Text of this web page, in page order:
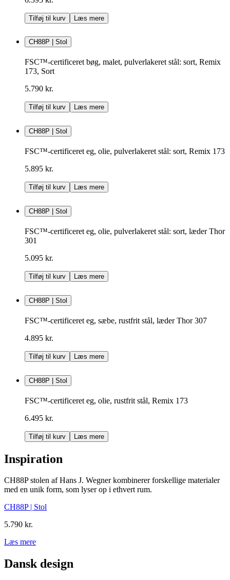
Tilføj til kurv Læs mere
CH88P | Stol
FSC™-certificeret bøg, malet, pulverlakeret stål: sort, Remix
173, Sort
5.790 kr.
Tilføj til kurv Læs mere
CH88P | Stol
FSC™-certificeret eg, olie, pulverlakeret stål: sort, Remix 173
5.895 kr.
Tilføj til kurv Læs mere
CH88P | Stol
FSC™-certificeret eg, olie, pulverlakeret stål: sort, læder Thor
301
5.095 kr.
Tilføj til kurv Læs mere
CH88P | Stol
FSC™-certificeret eg, sæbe, rustfrit stål, læder Thor 307
4.895 kr.
Tilføj til kurv Læs mere
CH88P | Stol
FSC™-certificeret eg, olie, rustfrit stål, Remix 173
6.495 kr.
Tilføj til kurv Læs mere
Inspiration
CH88P stolen af Hans J. Wegner kombinerer forskellige materialer
med en unik form, som lyser op i ethvert rum.
CH88P | Stol
5.790 kr.
Læs mere
Dansk design